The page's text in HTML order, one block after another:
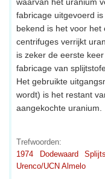
waarvan het uranium
fabricage uitgevoerd
bekend is het voor
centrifuges verrijkt
is zeker de eerste
fabricage van
Het gebruikte
wordt) is het restant
aangekochte uranium.
Trefwoorden:
1974
Dodewaard
Urenco/UCN Almelo